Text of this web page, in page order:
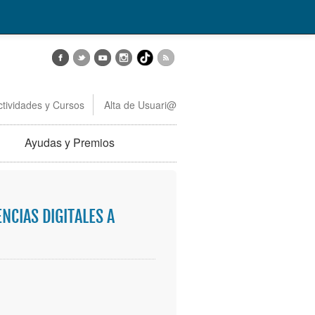
y Cursos Alta de Usuari@
Ayudas y Premios
DIGITALES A